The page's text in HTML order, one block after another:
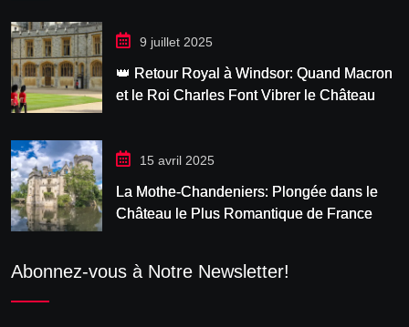
9 juillet 2025
👑 Retour Royal à Windsor: Quand Macron
et le Roi Charles Font Vibrer le Château
15 avril 2025
La Mothe-Chandeniers: Plongée dans le
Château le Plus Romantique de France
Abonnez-vous à Notre Newsletter!